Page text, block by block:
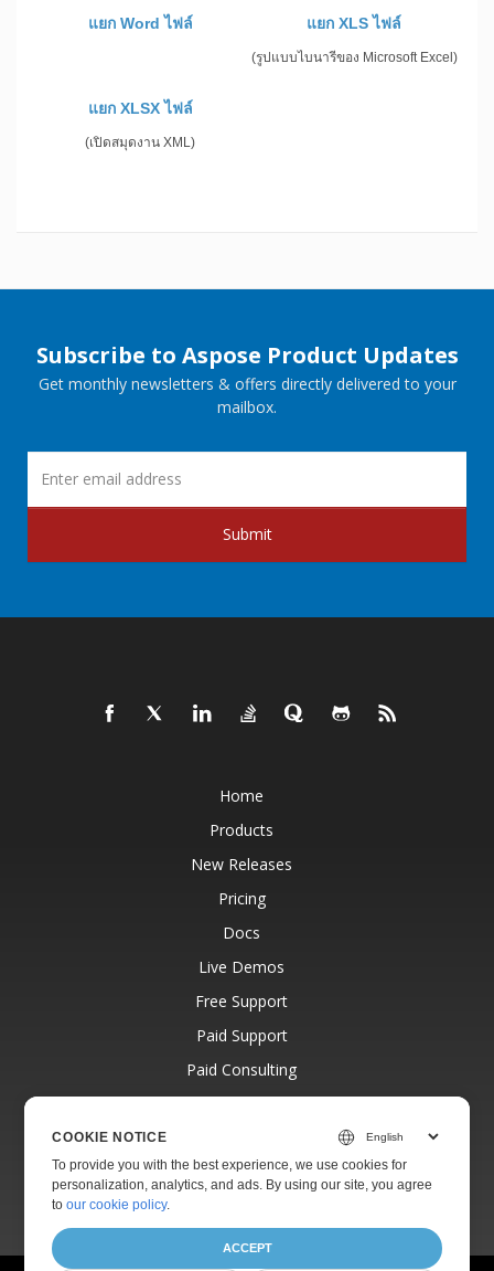
แยก Word ไฟล์ แยก XLS ไฟล์
(รูปแบบไบนารีของ Microsoft Excel)
แยก XLSX ไฟล์
(เปิดสมุดงาน XML)
Subscribe to Aspose Product Updates
Get monthly newsletters & offers directly delivered to your
mailbox.
Submit
Home
Products
New Releases
Pricing
Docs
Live Demos
Free Support
Paid Support
Paid Consulting
Blog
About
COOKIE NOTICE
To provide you with the best experience, we use cookies for
personalization, analytics, and ads. By using our site, you agree
toour cookie policy.
ACCEPT